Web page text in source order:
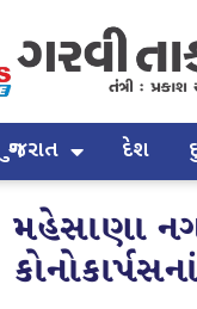
ગુજરાત દેશ
મહેસાણા